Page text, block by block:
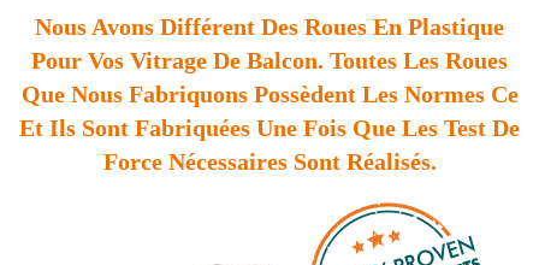
Nous Avons Différent Des Roues En Plastique
Pour Vos Vitrage De Balcon. Toutes Les Roues
Que Nous Fabriquons Possèdent Les Normes Ce
Et Ils Sont Fabriquées Une Fois Que Les Test De
Force Nécessaires Sont Réalisés.